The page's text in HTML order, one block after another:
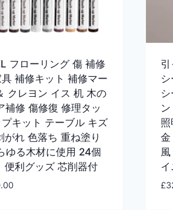
フローリング 傷 補修
補修キット 補修マー
クレヨン イス 机 木の
補修 傷修復 修理タッ
キット テーブル キズ
がれ 色落ち 重ね塗り
ゆる木材に使用 24個
便利グッズ 芯削器付
金
£